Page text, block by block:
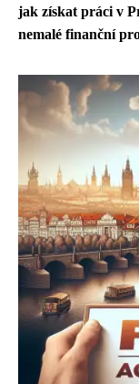
jak získat práci v
nemalé finanční